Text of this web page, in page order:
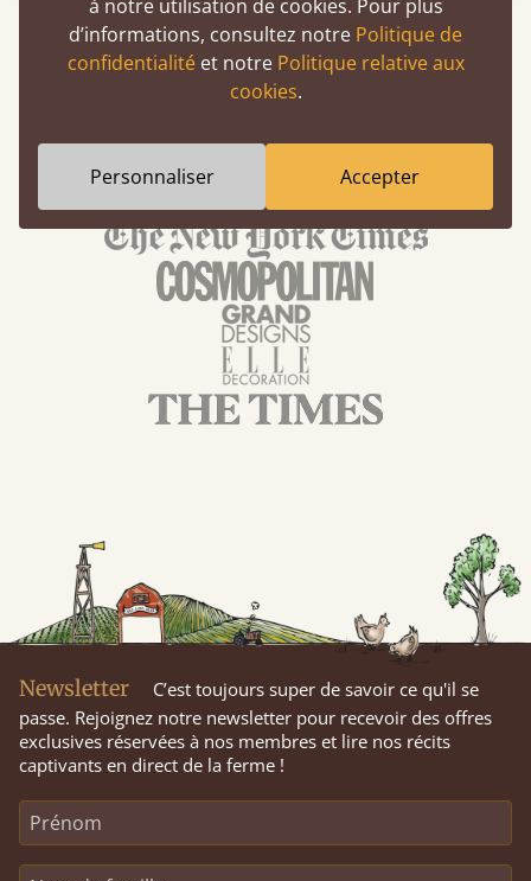
Ces médias parlent de nous :
Newsletter
C’est toujours super de savoir ce qu'il se
passe. Rejoignez notre newsletter pour recevoir des offres
exclusives réservées à nos membres et lire nos récits
captivants en direct de la ferme !
à notre utilisation de cookies. Pour plus
d’informations, consultez notre Politique de
confidentialitéet notre Politique relative aux
cookies.
Personnaliser Accepter